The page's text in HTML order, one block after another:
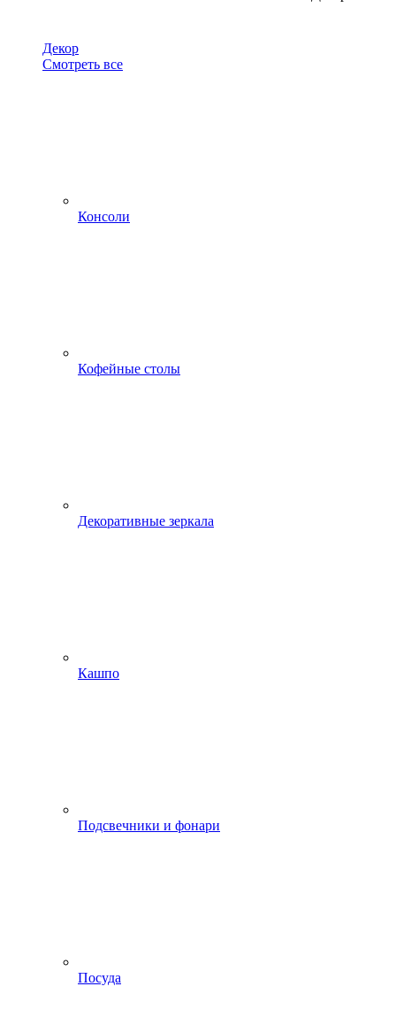
Декор
Смотреть все
Консоли
Кофейные столы
Декоративные зеркала
Кашпо
Подсвечники и фонари
Посуда